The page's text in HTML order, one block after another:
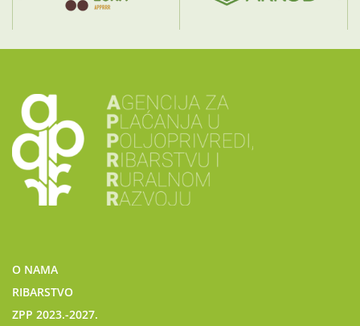
O NAMA
RIBARSTVO
ZPP 2023.-2027.